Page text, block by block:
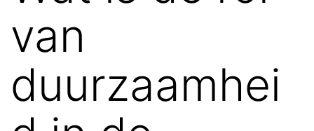
van
duurzaamhei